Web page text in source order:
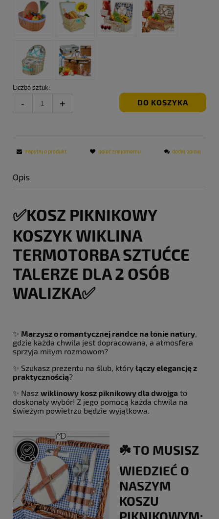
Liczba sztuk:
DO KOSZYKA
zapytaj o produkt poleć znajomemu dodaj opinię
Opis
✅KOSZ PIKNIKOWY
KOSZYK WIKLINA
TERMOTORBA SZTUĆCE
TALERZE DLA 2 OSÓB
WALIZKA✅
✨ Marzysz o romantycznej randce na łonie natury,
gdzie każda chwila jest dopracowana, a atmosfera
sprzyja miłym rozmowom?
✨ Szukasz prezentu na ślub, który łączy elegancję z
praktycznością?
✨ Nasz wiklinowy kosz piknikowy dla dwojga to
doskonały wybór! Z jego pomocą każda chwila na
świeżym powietrzu będzie wyjątkowa.
☘️ TO MUSISZ
WIEDZIEĆ O
NASZYM
KOSZU
PIKNIKOWYM: